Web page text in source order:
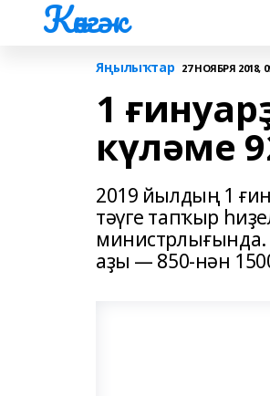
Көнгәк
Яңылыҡтар 27 НОЯБРЯ 2018,
1
күләме
2019 йылдың 1
тәүге тапҡыр
аҙы — 850-нән